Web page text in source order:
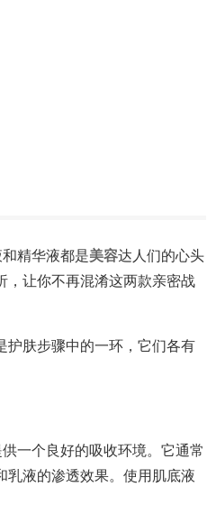
精华液都是美容达人们的心头
，让你不再混淆这两款亲密战
护肤步骤中的一环，它们各有
一个良好的吸收环境。它通常
乳液的渗透效果。使用肌底液